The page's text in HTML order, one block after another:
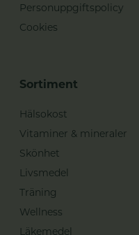
Personuppgiftspolicy
Cookies
Sortiment
Hälsokost
Vitaminer & mineraler
Skönhet
Livsmedel
Träning
Wellness
Läkemedel